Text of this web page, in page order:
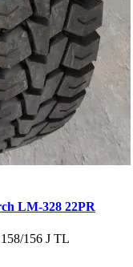
LM-328 22PR
156 J TL